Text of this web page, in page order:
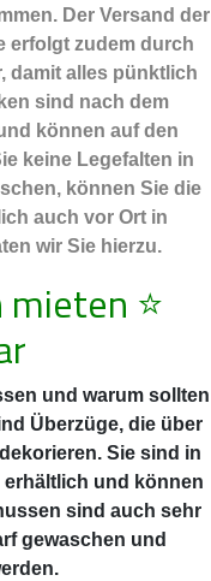
Der Versand der
erfolgt zudem durch
damit alles pünktlich
sind nach dem
können auf den
keine Legefalten in
können Sie die
auch vor Ort in
wir Sie hierzu.
mieten ⭐
und warum sollten
Überzüge, die über
Sie sind in
und können
sind auch sehr
gewaschen und